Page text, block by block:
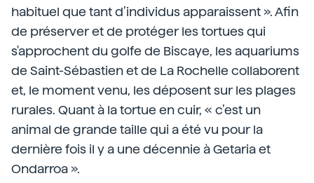
habituel que tant d’individus apparaissent ». Afin
de préserver et de protéger les tortues qui
s'approchent du golfe de Biscaye, les aquariums
de Saint-Sébastien et de La Rochelle collaborent
et, le moment venu, les déposent sur les plages
rurales. Quant à la tortue en cuir, « c’est un
animal de grande taille qui a été vu pour la
dernière fois il y a une décennie à Getaria et
Ondarroa ».